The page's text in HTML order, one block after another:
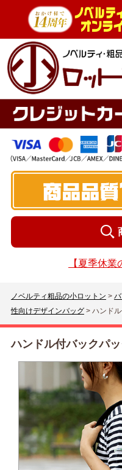
【夏季休
ノベルティ粗品の小ロットン >
性向けデザインバッグ > ハンド
ハンドル付バックパ